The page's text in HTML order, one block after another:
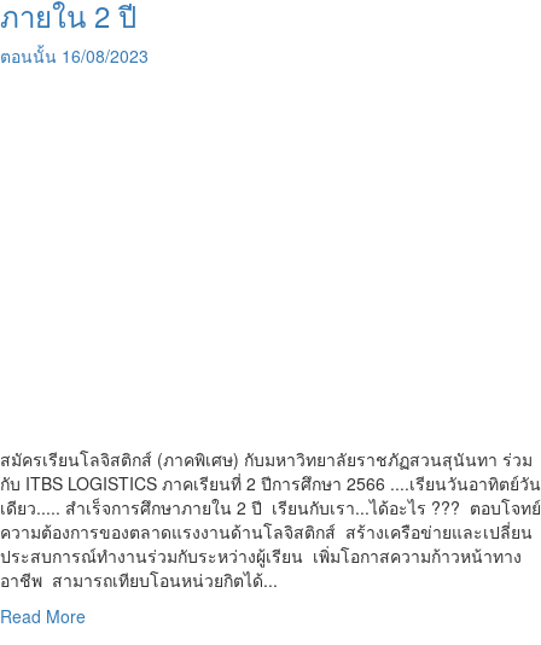
ภายใน 2 ปี
ตอนนั้น 16/08/2023
สมัครเรียนโลจิสติกส์ (ภาคพิเศษ) กับมหาวิทยาลัยราชภัฏสวนสุนันทา ร่วม
กับ ITBS LOGISTICS ภาคเรียนที่ 2 ปีการศึกษา 2566 ....เรียนวันอาทิตย์วัน
เดียว..... สำเร็จการศึกษาภายใน 2 ปี เรียนกับเรา...ได้อะไร ??? ตอบโจทย์
ความต้องการของตลาดแรงงานด้านโลจิสติกส์ สร้างเครือข่ายและเปลี่ยน
ประสบการณ์ทำงานร่วมกับระหว่างผู้เรียน เพิ่มโอกาสความก้าวหน้าทาง
อาชีพ สามารถเทียบโอนหน่วยกิตได้...
Read MoreRead